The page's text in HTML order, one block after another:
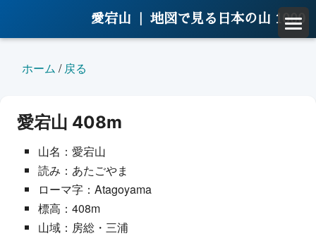
愛宕山 | 地図で見る日本の山 1000
ホーム /戻る
愛宕山 408m
山名：愛宕山
読み：あたごやま
ローマ字：Atagoyama
標高：408m
山域：房総・三浦